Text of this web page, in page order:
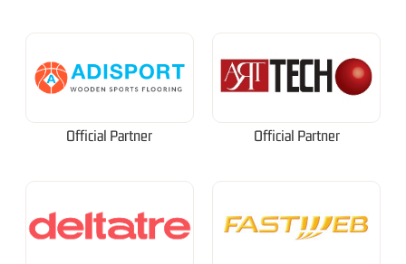
Official Partner Official Partner